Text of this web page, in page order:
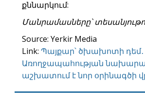
քննարկում:
Մանրամասները՝
Source: Yerkir Media
Link: Պայքար՝ ծխախոտի դեմ․
Առողջապահության
աշխատում է նոր օրինագծի